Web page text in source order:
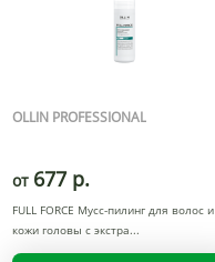
OLLIN PROFESSIONAL
от 677 р.
FULL FORCE Мусс-пилинг для волос и
кожи головы с экстра